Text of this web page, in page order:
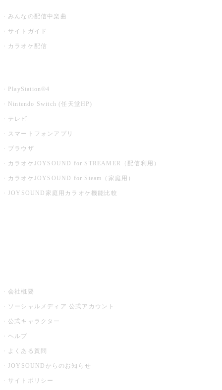
みんなの配信中楽曲
サイトガイド
カラオケ配信
PlayStation®4
Nintendo Switch (任天堂HP)
テレビ
スマートフォンアプリ
ブラウザ
カラオケJOYSOUND for STREAMER（配信利用）
カラオケJOYSOUND for Steam（家庭用）
JOYSOUND家庭用カラオケ機能比較
会社概要
ソーシャルメディア 公式アカウント
公式キャラクター
ヘルプ
よくある質問
JOYSOUNDからのお知らせ
サイトポリシー